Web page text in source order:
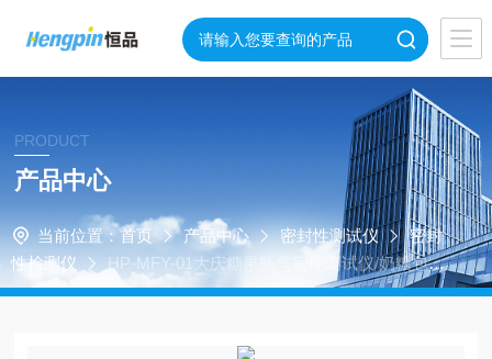
PRODUCT
产品中心
当前位置： 首页 产品中心 密封性测试仪
密封
性检测仪
HP-MFY-01大庆糖果瓶气密性测试仪/奶糖包装
袋密封性